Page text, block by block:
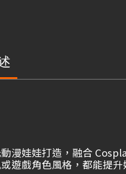
漫娃娃打造，融合
遊戲角色風格，都能提